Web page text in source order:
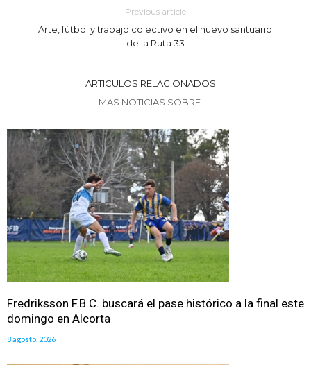
Previous article
Arte, fútbol y trabajo colectivo en el nuevo santuario
de la Ruta 33
ARTICULOS RELACIONADOS
MAS NOTICIAS SOBRE
Fredriksson F.B.C. buscará el pase histórico a la final este
domingo en Alcorta
8 agosto, 2026